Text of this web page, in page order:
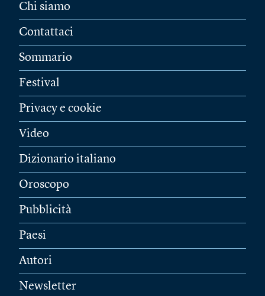
Chi siamo
Contattaci
Sommario
Festival
Privacy e cookie
Video
Dizionario italiano
Oroscopo
Pubblicità
Paesi
Autori
Newsletter